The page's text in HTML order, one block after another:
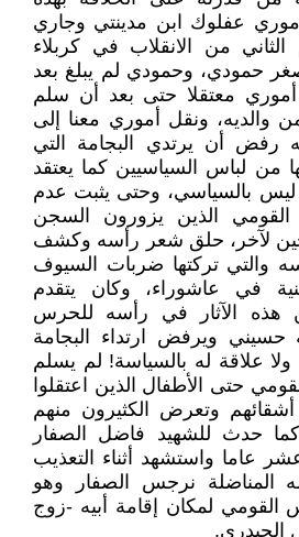
أموري عفلوك ابن مدينتي وجاري
من الانقلاب في كربلاء
حمودي، وحمودي لم يبلغ بعد
معتقلا حتى بعد أن سلم
ونقل أموري معنا إلى
رفض أن يرتدي البجامة التي
من لباس السياسيين كما يعتقد
ليس بالسياسي، وحتى يثبت عدم
الذين يزورون السجن
حين لآخر، حلق شعر رأسه وكشف
والتي تركتها ضربات السيوف
في عاشوراء، وكان يتقدم
هذه الآثار في رأسه للحرس
حسيني ويرفض ارتداء البجامة
ولا علاقة له بالسياسة! لم يسلم
حتى الأطفال الذين اعتقلوا
أشقائهم وتعرض الكثيرون منهم
حدث للشهيد فاضل الصفار
عاما واستشهد أثناء التعذيب
المناضلة نرجس الصفار وهو
لمكان إقامة أبيه -زوج
الحيدري.